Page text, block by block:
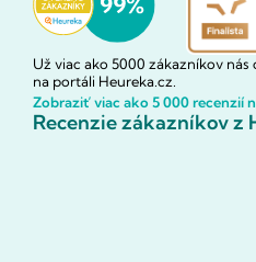
Už viac ako 5000 zákazníkov
na portáli Heureka.cz.
Zobraziť viac ako 5 000 recenzií
Recenzie zákazníkov z